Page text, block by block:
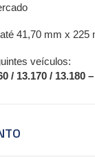
41,70 mm x 225
veículos:
/ 13.170 / 13.180